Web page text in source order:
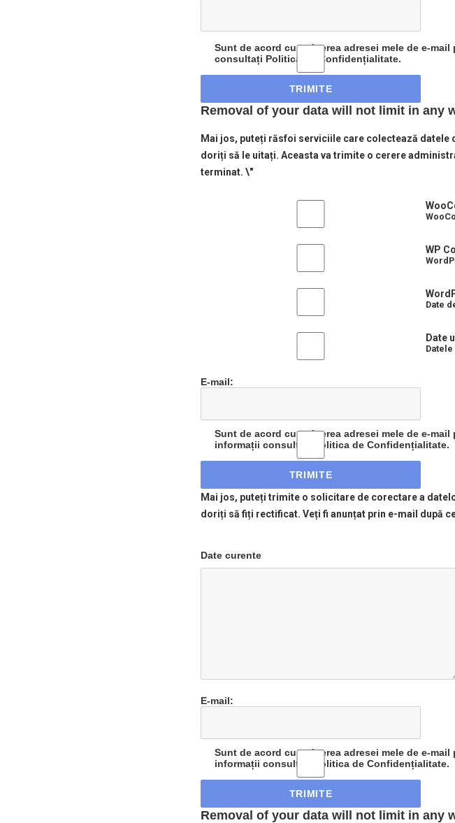
Sunt de acord cu reținerea adresei mele de e-
consultați Politica de Confidențialitate.
Removal of your data will not limit in any
Mai jos, puteți răsfoi serviciile care colectează datele
doriți să le uitați. Aceasta va trimite o cerere
terminat. \"
WP
Date
Date
E-mail:
Sunt de acord cu reținerea adresei mele de e-
informații consultați Politica de Confidențialitate.
Mai jos, puteți trimite o solicitare de corectare a
doriți să fiți rectificat. Veți fi anunțat prin e-mail după
Date curente
E-mail:
Sunt de acord cu reținerea adresei mele de e-
informații consultați Politica de Confidențialitate.
Removal of your data will not limit in any